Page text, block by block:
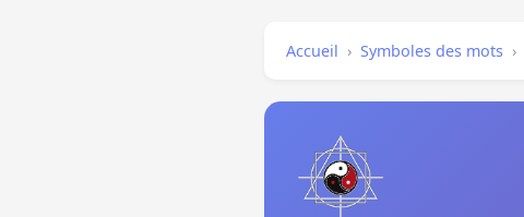
Accueil › Symboles des mots ›